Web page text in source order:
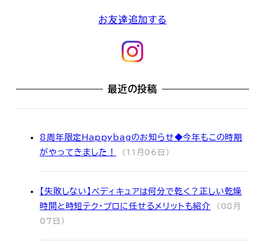
お友達追加する
最近の投稿
8周年限定Happybagのお知らせ◆今年もこの時期
がやってきました！
(11月06日)
【失敗しない】ペディキュアは何分で乾く？正しい乾燥
時間と時短テク・プロに任せるメリットも紹介
(08月
07日)